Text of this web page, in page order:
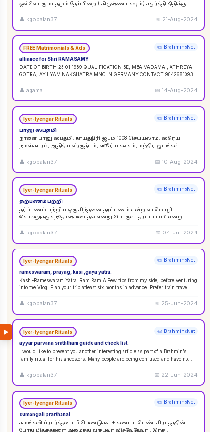
▶
ஒவ்வொரு மாதமும் தேய்பிறை ( கிருஷ்ண பக்ஷம்) சதுர்த்தி திதிக்கு
👤 kgopalan37 📅 21-Aug-2024
FREE Matrimonials & Ads 📜 BrahminsNet
alliance for Shri RAMASAMY
DATE OF BIRTH 23 01 1989 QUALIFICATION BE, MBA VADAMA , ATHREYA
GOTRA, AYILYAM NAKSHATRA MNC IN GERMANY CONTACT 9842681093 /
👤 agama 📅14-Aug-2024
Iyer-Iyengar Rituals 📜 BrahminsNet
பானு ஸப்தமி
நாளை பானு ஸப்தமி. காயத்திரி ஜபம் 1008 செய்யலாம். ஸூர்ய
நமஸ்காரம், ஆதித்ய ஹ்ருத்யம், ஸூர்ய கவசம், மந்திர ஜபங்கள்
👤 kgopalan37 📅10-Aug-2024
Iyer-Iyengar Rituals 📜 BrahminsNet
தற்பணம் பற்றி
தர்ப்பணம் பற்றிய ஒரு சிந்தனை தர்ப்பணம் என்ற வடமொழி
சொல்லுக்கு சந்தோஷமடைதல் என்று பொருள். தர்ப்பயாமி என்று
கொள்ளலாம்...
👤 kgopalan37 📅 04-Jul-2024
Iyer-Iyengar Rituals 📜 BrahminsNet
rameswaram, prayag, kasi ,gaya yatra.
Kashi-Rameswaram Yatra. Ram Ram A Few tips from my side, before venturing
into the Vlog. Plan your trip atleast six months in advance. Prefer train trave...
👤 kgopalan37 📅 25-Jun-2024
Iyer-Iyengar Rituals 📜 BrahminsNet
ayyar parvana sraththam guide and check list.
I would like to present you another interesting article as part of a Brahmin’s
family ritual for his ancestors. Many people are being confused and have no
👤 kgopalan37 📅 22-Jun-2024
Iyer-Iyengar Rituals 📜 BrahminsNet
sumangali prarthanai
சுமங்கலி ப்ரார்த்தனா. 5 பெண்டுகள் + கண்யா பெண். சிராத்ததின்
போது பித்ருக்களை அழைத்து வருபவர் விசுவேதேவர் . இந்த